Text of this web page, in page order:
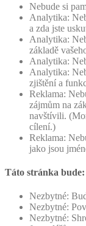
Nebude si
Analytika:
a zda jste
Analytika:
základě
Analytika:
Analytika:
zjištění a
Reklama:
zájmům na
navštívili.
cílení.)
Reklama:
jako jsou
Táto stránka bude:
Nezbytné:
Nezbytné:
Nezbytné: